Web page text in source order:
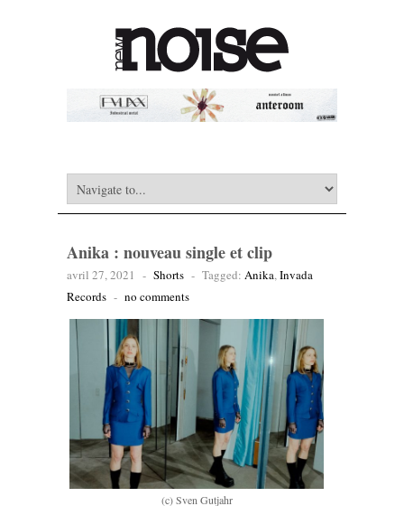
Anika : nouveau single et clip
avril 27, 2021 - Shorts - Tagged: Anika,Invada
Records - no comments
(c) Sven Gutjahr